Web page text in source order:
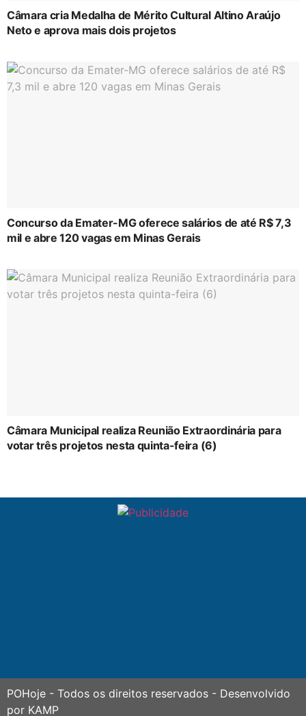
Câmara cria Medalha de Mérito Cultural Altino Araújo
Neto e aprova mais dois projetos
Concurso da Emater-MG oferece salários de até R$ 7,3
mil e abre 120 vagas em Minas Gerais
Câmara Municipal realiza Reunião Extraordinária para
votar três projetos nesta quinta-feira (6)
POHoje - Todos os direitos reservados - Desenvolvido
por KAMP